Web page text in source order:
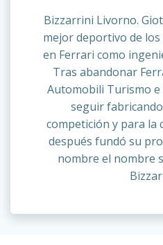
Bizzarrini Livorno.
mejor deportivo de
en Ferrari como
Tras abandonar
Automobili Turismo e
seguir
competición y para la
después fundó su
nombre el nombre